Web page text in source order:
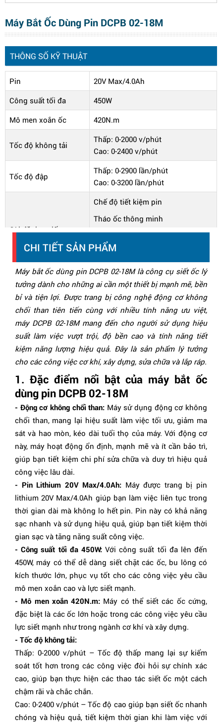
Máy Bắt Ốc Dùng Pin DCPB 02-18M
THÔNG SỐ KỸ THUẬT
Pin
20V Max/4.0Ah
Công suất tối đa
450W
Mô men xoắn ốc
420N.m
Tốc độ không tải
Thấp: 0-2000 v/phút
Cao: 0-2400 v/phút
Tốc độ đập
Thấp: 0-2900 lần/phút
Cao: 0-3200 lần/phút
Cài đặt lực siết
Chế độ tiết kiệm pin
Tháo ốc thông minh
Thấp: 260N.m
Cao: 320N.m
Khả năng siết ốc
M12-M18
Kích thước đầu trục
vuông
12.7 mm
Lực siết tối đa
320 N.m
Trọng lượng tịnh
1.8 kg
Máy gồm
01 pin & 01 sạc
CHI TIẾT SẢN PHẨM
Máy bắt ốc dùng pin DCPB 02-18M là công cụ siết ốc lý
tưởng dành cho những ai cần một thiết bị mạnh mẽ, bền
bỉ và tiện lợi. Được trang bị công nghệ động cơ không
chổi than tiên tiến cùng với nhiều tính năng ưu việt,
máy DCPB 02-18M mang đến cho người sử dụng hiệu
suất làm việc vượt trội, độ bền cao và tính năng tiết
kiệm năng lượng hiệu quả. Đây là sản phẩm lý tưởng
cho các công việc cơ khí, xây dựng, sửa chữa và lắp ráp.
1. Đặc điểm nổi bật của máy bắt ốc
dùng pin DCPB 02-18M
- Động cơ không chổi than: Máy sử dụng động cơ không
chổi than, mang lại hiệu suất làm việc tối ưu, giảm ma
sát và hao mòn, kéo dài tuổi thọ của máy. Với động cơ
này, máy hoạt động ổn định, mạnh mẽ và ít cần bảo trì,
giúp bạn tiết kiệm chi phí sửa chữa và duy trì hiệu quả
công việc lâu dài.
- Pin Lithium 20V Max/4.0Ah: Máy được trang bị pin
lithium 20V Max/4.0Ah giúp bạn làm việc liên tục trong
thời gian dài mà không lo hết pin. Pin này có khả năng
sạc nhanh và sử dụng hiệu quả, giúp bạn tiết kiệm thời
gian sạc và tăng năng suất công việc.
- Công suất tối đa 450W:Với công suất tối đa lên đến
450W, máy có thể dễ dàng siết chặt các ốc, bu lông có
kích thước lớn, phục vụ tốt cho các công việc yêu cầu
mô men xoắn cao và lực siết mạnh.
- Mô men xoắn 420N.m: Máy có thể siết các ốc cứng,
đặc biệt là các ốc lớn hoặc trong các công việc yêu cầu
lực siết mạnh như trong ngành cơ khí và xây dựng.
- Tốc độ không tải:
Thấp: 0-2000 v/phút – Tốc độ thấp mang lại sự kiểm
soát tốt hơn trong các công việc đòi hỏi sự chính xác
cao, giúp bạn thực hiện các thao tác siết ốc một cách
chậm rãi và chắc chắn.
Cao: 0-2400 v/phút – Tốc độ cao giúp bạn siết ốc nhanh
chóng và hiệu quả, tiết kiệm thời gian khi làm việc với